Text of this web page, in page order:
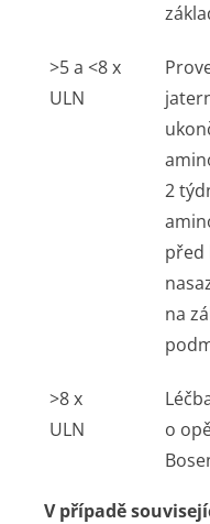
>5 a <8 x
ULN
2
před
na
>8 x
ULN
o
V případě